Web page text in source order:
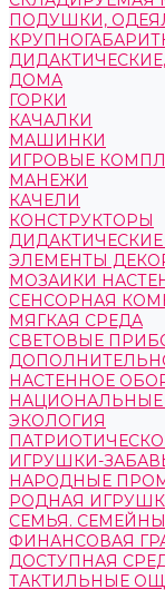
ПОДУШКИ,
ДОМА
ГОРКИ
КАЧАЛКИ
МАШИНКИ
ИГРОВЫЕ
МАНЕЖИ
КАЧЕЛИ
КОНСТРУКТОРЫ
ЭЛЕМЕНТЫ
МОЗАИКИ
СЕНСОРНАЯ
МЯГКАЯ СРЕДА
СВЕТОВЫЕ
НАСТЕННОЕ
НАЦИОНАЛЬНЫЕ
ЭКОЛОГИЯ
ИГРУШКИ-
НАРОДНЫЕ
РОДНАЯ
СЕМЬЯ.
ФИНАНСОВАЯ
ДОСТУПНАЯ
ТАКТИЛЬНЫЕ